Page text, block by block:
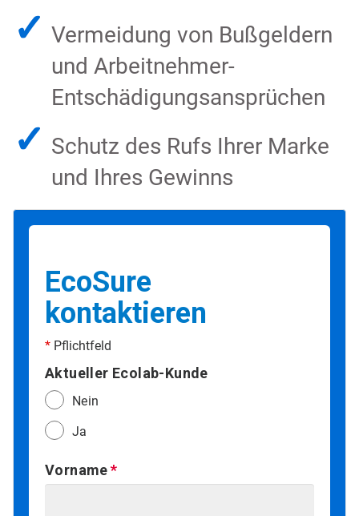
✓ Vermeidung von Bußgeldern
und Arbeitnehmer-
Entschädigungsansprüchen
✓ Schutz des Rufs Ihrer Marke
und Ihres Gewinns
EcoSure
kontaktieren
* Pflichtfeld
Aktueller Ecolab-Kunde
Nein
Ja
Vorname